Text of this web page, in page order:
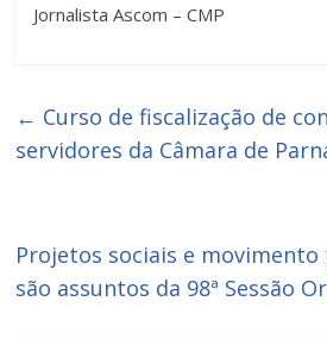
Jornalista Ascom – CMP
← Curso de fiscalização de
servidores da Câmara de
Projetos sociais e
são assuntos da 98ª Sessão